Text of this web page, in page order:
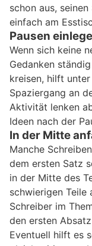
schon aus,
einfach am
Pausen
Wenn sich keine
Gedanken
kreisen, hilft
Spaziergang an
Aktivität lenken
Ideen nach der
In der Mitte
Manche
dem ersten Satz
in der Mitte des
schwierigen Teile
Schreiber im
den ersten
Eventuell hilft es